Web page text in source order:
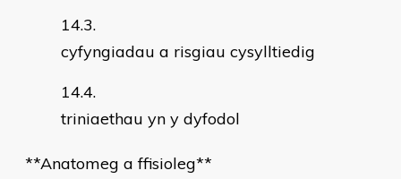
cyfyngiadau a risgiau cysylltiedig
triniaethau yn y dyfodol
**Anatomeg a ffisioleg**